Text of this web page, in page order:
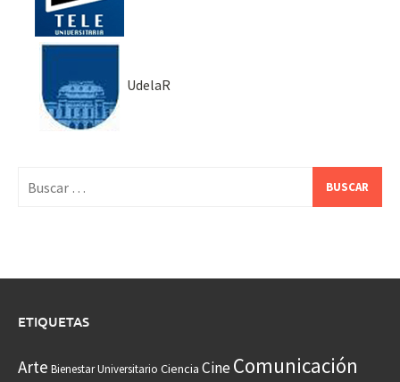
UdelaR
ETIQUETAS
Arte Bienestar Universitario Ciencia CineComunicación